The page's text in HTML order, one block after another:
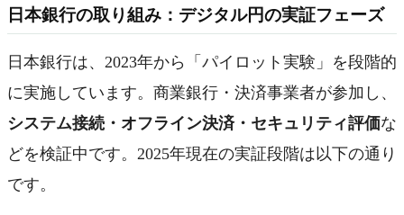
日本銀行の取り組み：デジタル円の実証フェーズ
日本銀行は、2023年から「パイロット実験」を段階的
に実施しています。商業銀行・決済事業者が参加し、
システム接続・オフライン決済・セキュリティ評価な
どを検証中です。2025年現在の実証段階は以下の通り
です。